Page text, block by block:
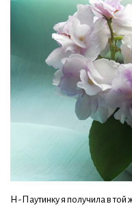
Н-Паутинку я получила в той